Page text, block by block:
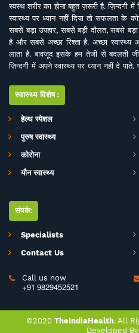
स्वस्थ शरीर का होना बहुत ज़रूरी है.
स्वास्थ्य पर ध्यान नहीं दिया तो सफलता के
सबसे बड़ा उपहार, सबसे बड़ी दौलत, सबसे बड़ा
है और सबसे अच्छा रिश्ता है. अच्छा स्वास्थ्य
लाता है. बावजूद इसके हम तेजी से बदलती
ज़िन्दगी में अपने स्वास्थ्य पर ध्यान नहीं दे
सर्वे सन्तु निरामया की परिकल्पना को
प्लेटफाॅर्म की परिकल्पना की गई है. जहां
चिकित्सकों की एक बेहतर टीम विभिन्न
जागरूकता के ​मिशन के साथ आपसे जुड़ रही
स्वास्थ्य सूचना और जानकारी प्रदान करना
सावधानी के साथ स्वास्थ्य से जुड़ी
बिना चिकित्सकीय सलाह या हेल्थ एक्सपर्ट के
स्वास्थ्य विशेष:
हेल्थ स्पेशल
पुरुष स्वास्थ्य
कोरोना
यौन स्वास्थ्य
संपर्क:
Specialists
Contact Us
 Call us now
+91 9829452521
©2020 TheIndiaHealth. All
Developed